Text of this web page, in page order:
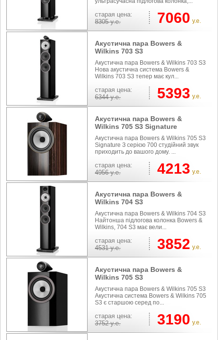
cтарая цена:
8305 у.е. 7060 у.е.
Акустична пара Bowers &
Wilkins 703 S3
Акустична пара Bowers & Wilkins 703 S3
Нова акустична система Bowers &
Wilkins 703 S3 тепер має кул...
cтарая цена:
6344 у.е. 5393 у.е.
Акустична пара Bowers &
Wilkins 705 S3 Signature
Акустична пара Bowers & Wilkins 705 S3
Signature З серією 700 студійний звук
приходить до вашого дому. ...
cтарая цена:
4956 у.е. 4213 у.е.
Акустична пара Bowers &
Wilkins 704 S3
Акустична пара Bowers & Wilkins 704 S3
Найтонша підлогова колонка Bowers &
Wilkins, 704 S3 має вели...
cтарая цена:
4531 у.е. 3852 у.е.
Акустична пара Bowers &
Wilkins 705 S3
Акустична пара Bowers & Wilkins 705 S3
Акустична система Bowers & Wilkins 705
S3 є старшою серед по...
cтарая цена:
3752 у.е. 3190 у.е.